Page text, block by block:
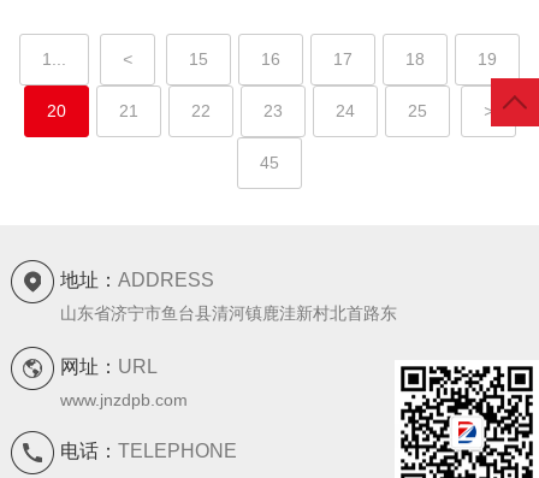
1... < 15 16 17 18 19
20 21 22 23 24 25 >
45
地址： ADDRESS
山东省济宁市鱼台县清河镇鹿洼新村北首路东
网址： URL
www.jnzdpb.com
电话： TELEPHONE